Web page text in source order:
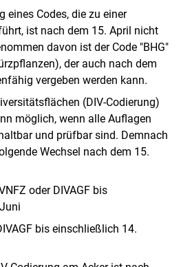
eines Codes, die zu einer
ist nach dem 15. April nicht
davon ist der Code "BHG"
der auch nach dem
vergeben werden kann.
(DIV-Codierung)
möglich, wenn alle Auflagen
und prüfbar sind. Demnach
Wechsel nach dem 15.
oder DIVAGF bis
bis einschließlich 14.